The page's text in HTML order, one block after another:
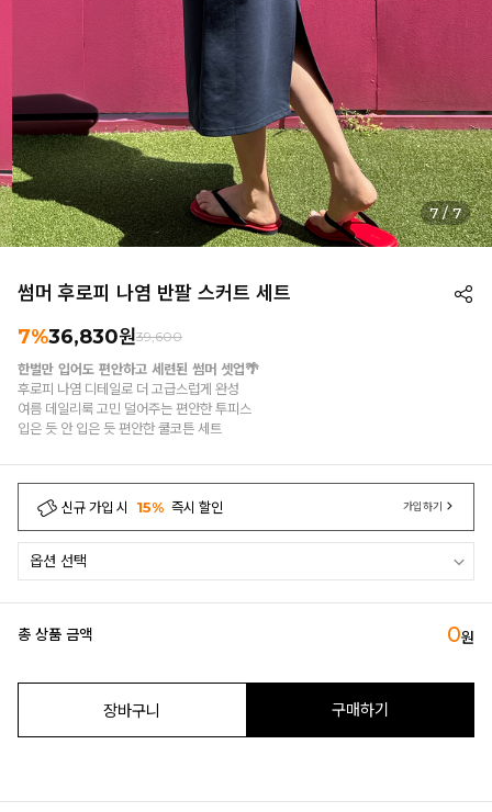
7 / 7
썸머 후로피 나염 반팔 스커트 세트
7%36,830원39,600
한벌만 입어도 편안하고 세련된 썸머 셋업🌴
후로피 나염 디테일로 더 고급스럽게 완성
여름 데일리룩 고민 덜어주는 편안한 투피스
입은 듯 안 입은 듯 편안한 쿨코튼 세트
신규 가입 시 15% 즉시 할인 가입하기
총 상품 금액 0원
장바구니 구매하기